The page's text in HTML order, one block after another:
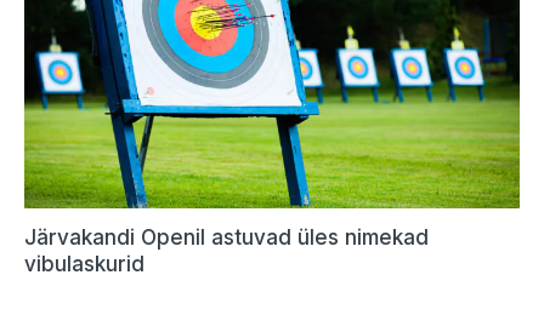
Järvakandi Openil astuvad üles nimekad
vibulaskurid